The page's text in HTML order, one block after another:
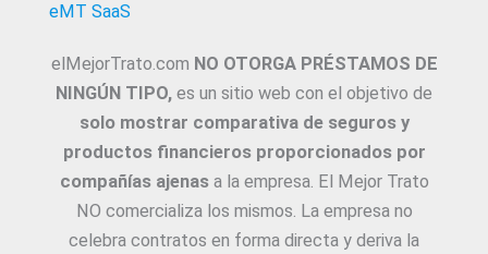
eMT SaaS
elMejorTrato.com NO OTORGA PRÉSTAMOS DE
NINGÚN TIPO, es un sitio web con el objetivo de
solo mostrar comparativa de seguros y
productos financieros proporcionados por
compañías ajenasa la empresa. El Mejor Trato
NO comercializa los mismos. La empresa no
celebra contratos en forma directa y deriva la